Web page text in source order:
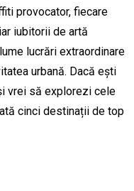
provocator, fiecare
iubitorii de artă
lucrări extraordinare
urbană. Dacă ești
vrei să explorezi cele
cinci destinații de top